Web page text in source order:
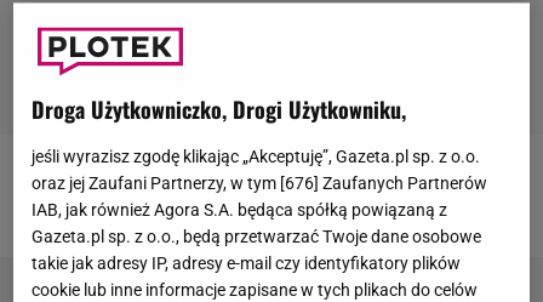
Andrzej Młynarczyk
Droga Użytkowniczko, Drogi Użytkowniku,
jeśli wyrazisz zgodę klikając „Akceptuję”, Gazeta.pl sp. z o.o.
oraz jej Zaufani Partnerzy, w tym [ 676 ] Zaufanych Partnerów
IAB, jak również Agora S.A. będąca spółką powiązaną z
Gazeta.pl sp. z o.o., będą przetwarzać Twoje dane osobowe
takie jak adresy IP, adresy e-mail czy identyfikatory plików
cookie lub inne informacje zapisane w tych plikach do celów